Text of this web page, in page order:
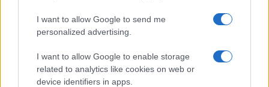
I want to allow Google to send me
personalized advertising.
I want to allow Google to enable storage
related to analytics like cookies on web or
device identifiers in apps.
Continua a leggere